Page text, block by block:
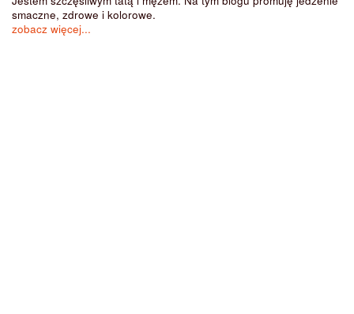
smaczne, zdrowe i kolorowe.
zobacz więcej...